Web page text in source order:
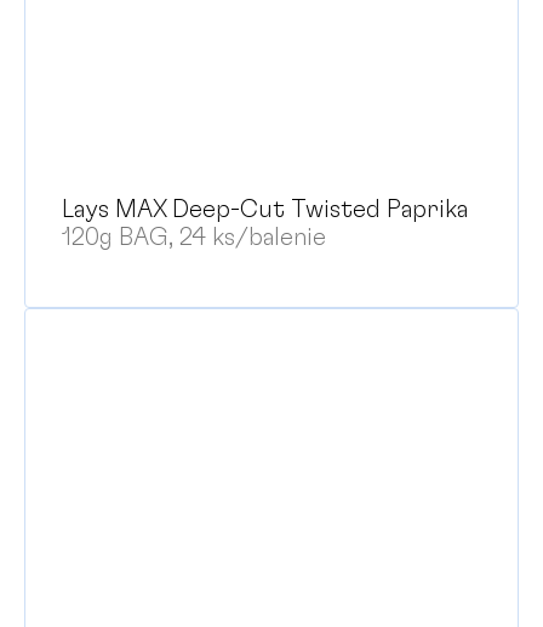
Lays MAX Deep-Cut Twisted Paprika
120g BAG, 24 ks/balenie